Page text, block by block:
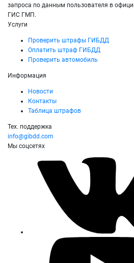
запроса по данным пользователя в
ГИС ГМП.
Услуги
Проверить штрафы ГИБДД
Оплатить штраф ГИБДД
Проверить автомобиль
Информация
Новости
Контакты
Таблица штрафов
Тех. поддержка
info@gibdd.com
Мы соцсетях